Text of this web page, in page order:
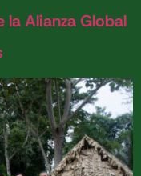
la Alianza Global